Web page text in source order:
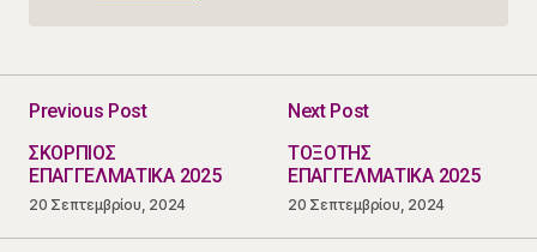
Previous Post
ΣΚΟΡΠΙΟΣ
ΕΠΑΓΓΕΛΜΑΤΙΚΑ 2025
20 Σεπτεμβρίου, 2024
Next Post
ΤΟΞΟΤΗΣ
ΕΠΑΓΓΕΛΜΑΤΙΚΑ 2025
20 Σεπτεμβρίου, 2024